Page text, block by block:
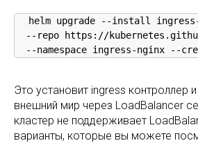
helm upgrade --install
--repo https://
--namespace ingress-nginx --
Это установит ingress контроллер
внешний мир через LoadBalancer
кластер не поддерживает
варианты, которые вы можете